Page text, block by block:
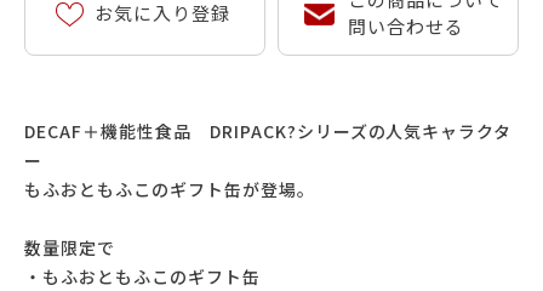
お気に入り登録
問い合わせる
DECAF＋機能性食品 DRIPACK?シリーズの人気キャラクタ
ー
もふおともふこのギフト缶が登場。
数量限定で
・もふおともふこのギフト缶